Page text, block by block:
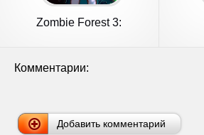
Zombie Forest 3:
Комментарии:
Добавить комментарий